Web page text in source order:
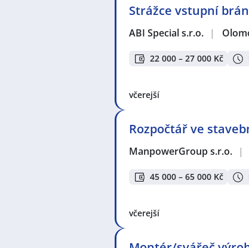
Strážce vstupní
ABI Special s.r.o. |
22 000 – 27 000 Kč
včerejší
Rozpočtář ve
ManpowerGroup s.r.o. |
45 000 – 65 000 Kč
včerejší